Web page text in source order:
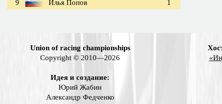
9 Илья Попов 1
Union of racing championships
Copyright © 2010—2026
Идея и создание:
Юрий Жабин
Александр Федченко